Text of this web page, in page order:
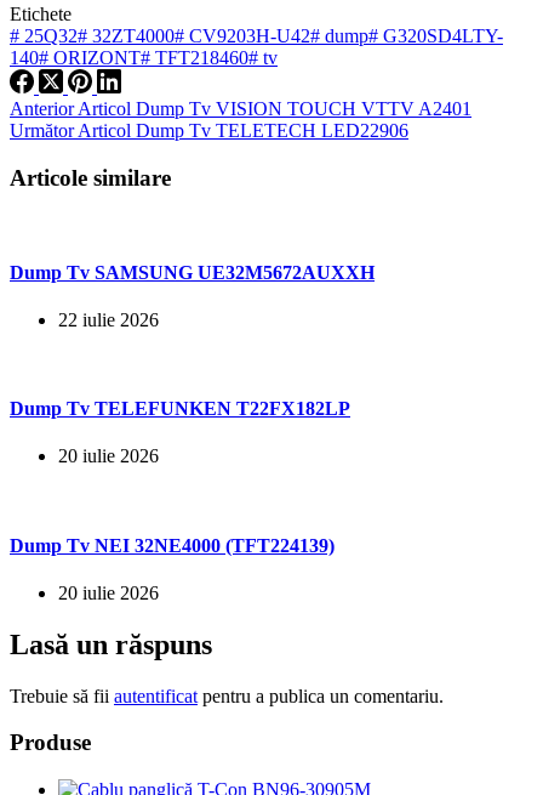
Etichete
# 25Q32# 32ZT4000# CV9203H-U42# dump# G320SD4LTY-
140# ORIZONT# TFT218460# tv
AnteriorArticol Dump Tv VISION TOUCH VTTV A2401
UrmătorArticol Dump Tv TELETECH LED22906
Articole similare
Dump Tv SAMSUNG UE32M5672AUXXH
22 iulie 2026
Dump Tv TELEFUNKEN T22FX182LP
20 iulie 2026
Dump Tv NEI 32NE4000 (TFT224139)
20 iulie 2026
Lasă un răspuns
Trebuie să fii autentificat pentru a publica un comentariu.
Produse